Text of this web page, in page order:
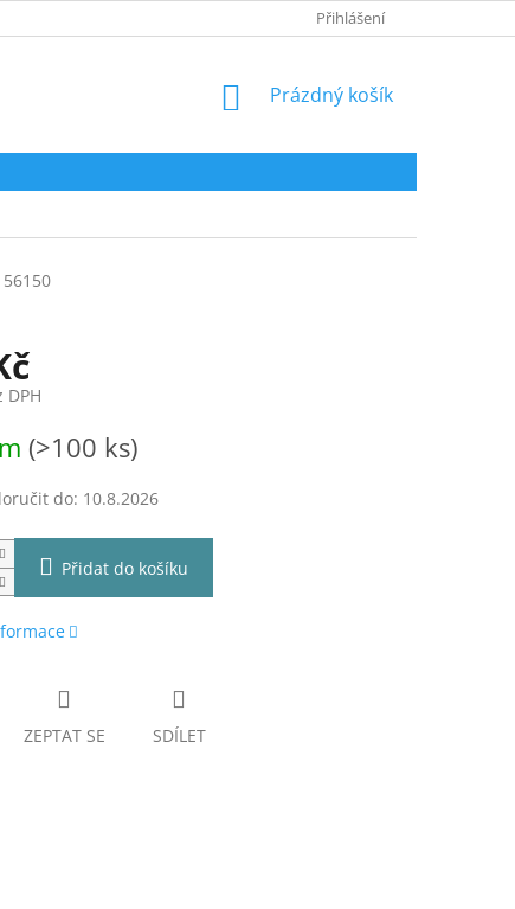
Přihlášení
NÁKUPNÍ
Prázdný košík
56150
DPH
(>100 ks)
do: 10.8.2026
Přidat do košíku
ZEPTAT SE SDÍLET